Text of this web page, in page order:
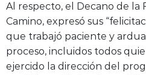
Al respecto, el Decano de la
Camino, expresó sus
que trabajó paciente y
proceso, incluidos todos
ejercido la dirección del